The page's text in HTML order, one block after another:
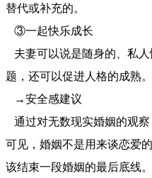
替代或补充的。
③一起快乐成长
夫妻可以说是随身的、私
题，还可以促进人格的成熟
→安全感建议
通过对无数现实婚姻的观察
可见，婚姻不是用来谈恋爱
该结束一段婚姻的最后底线。